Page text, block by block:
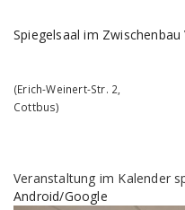
Spiegelsaal im Zwischenbau
(Erich-Weinert-Str. 2
Cottbus)
Veranstaltung im Kalender
Android/Google